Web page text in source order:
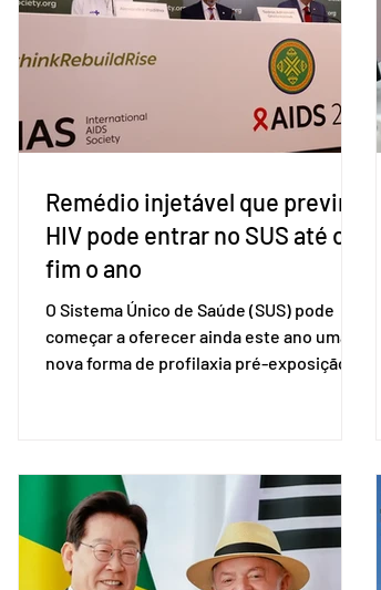
Remédio injetável que previne
HIV pode entrar no SUS até o
fim o ano
O Sistema Único de Saúde (SUS) pode
começar a oferecer ainda este ano uma
nova forma de profilaxia pré-exposição
e pode ser tomado a cada dois meses. O
pedido de inclusão vai ser encaminhado
pelo Ministério da Saúde à Comissão
Nacional de Incorporação de Novas